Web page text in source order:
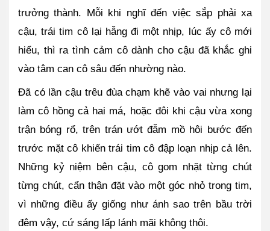
trưởng thành. Mỗi khi nghĩ đến việc sắp phải xa
cậu, trái tim cô lại hẫng đi một nhịp, lúc ấy cô mới
hiểu, thì ra tình cảm cô dành cho cậu đã khắc ghi
vào tâm can cô sâu đến nhường nào.
Đã có lần cậu trêu đùa chạm khẽ vào vai nhưng lại
làm cô hồng cả hai má, hoặc đôi khi cậu vừa xong
trận bóng rổ, trên trán ướt đẫm mồ hôi bước đến
trước mặt cô khiến trái tim cô đập loạn nhịp cả lên.
Những kỷ niệm bên cậu, cô gom nhặt từng chút
từng chút, cẩn thận đặt vào một góc nhỏ trong tim,
vì những điều ấy giống như ánh sao trên bầu trời
đêm vậy, cứ sáng lấp lánh mãi không thôi.